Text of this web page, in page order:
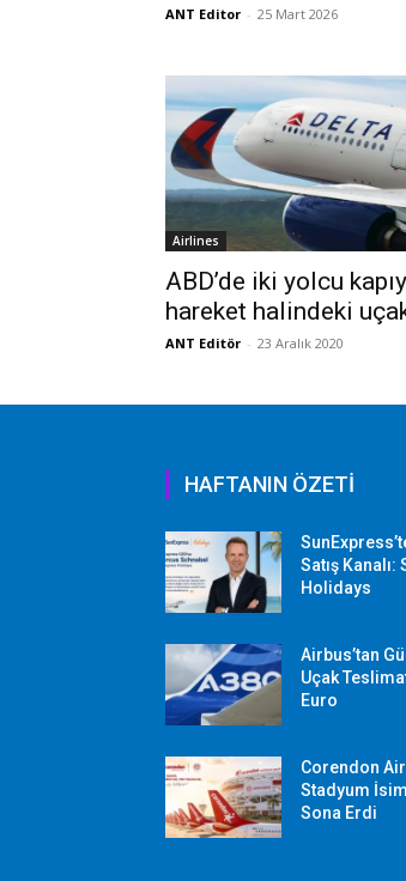
ANT Editor - 25 Mart 2026
Airlines
ABD’de iki yolcu
hareket halindeki
ANT Editör - 23 Aralık 2020
HAFTANIN ÖZETİ
Satış Kanalı:
Holidays
Airbus’tan
Uçak
Euro
Corendon
Stadyum
Sona Erdi